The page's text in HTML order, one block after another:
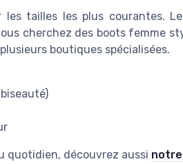
tailles les plus courantes.
cherchez des boots femme
boutiques spécialisées.
quotidien, découvrez aussi notre